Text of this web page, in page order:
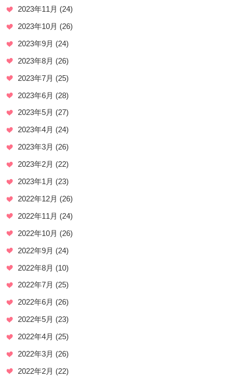
2023年11月 (24)
2023年10月 (26)
2023年9月 (24)
2023年8月 (26)
2023年7月 (25)
2023年6月 (28)
2023年5月 (27)
2023年4月 (24)
2023年3月 (26)
2023年2月 (22)
2023年1月 (23)
2022年12月 (26)
2022年11月 (24)
2022年10月 (26)
2022年9月 (24)
2022年8月 (10)
2022年7月 (25)
2022年6月 (26)
2022年5月 (23)
2022年4月 (25)
2022年3月 (26)
2022年2月 (22)